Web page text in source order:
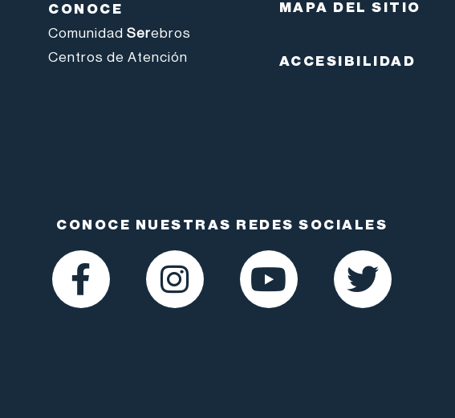
CONOCE
Comunidad Serebros
Centros de Atención
MAPA DEL SITIO
ACCESIBILIDAD
CONOCE NUESTRAS REDES SOCIALES